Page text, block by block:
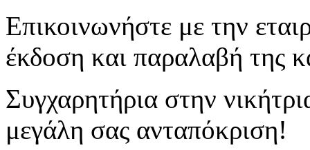
Επικοινωνήστε με την
έκδοση και παραλαβή της
Συγχαρητήρια στην
μεγάλη σας ανταπόκριση!